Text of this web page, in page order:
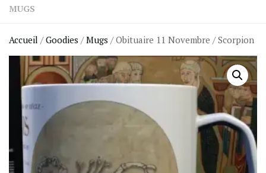
MUGS
Accueil /Goodies /Mugs / Obituaire 11 Novembre / Scorpion